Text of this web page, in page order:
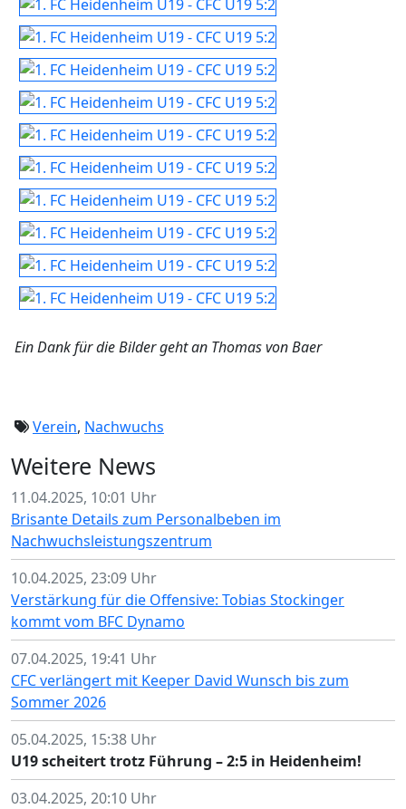
Ein Dank für die Bilder geht an Thomas von Baer
Verein, Nachwuchs
Weitere News
11.04.2025, 10:01 Uhr
Brisante Details zum Personalbeben im
Nachwuchsleistungszentrum
10.04.2025, 23:09 Uhr
Verstärkung für die Offensive: Tobias Stockinger
kommt vom BFC Dynamo
07.04.2025, 19:41 Uhr
CFC verlängert mit Keeper David Wunsch bis zum
Sommer 2026
05.04.2025, 15:38 Uhr
U19 scheitert trotz Führung – 2:5 in Heidenheim!
03.04.2025, 20:10 Uhr